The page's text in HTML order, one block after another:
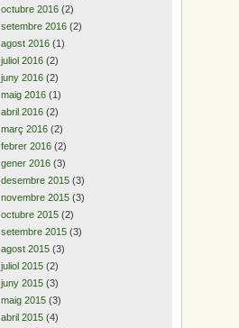
octubre 2016 (2)
setembre 2016 (2)
agost 2016 (1)
juliol 2016 (2)
juny 2016 (2)
maig 2016 (1)
abril 2016 (2)
març 2016 (2)
febrer 2016 (2)
gener 2016 (3)
desembre 2015 (3)
novembre 2015 (3)
octubre 2015 (2)
setembre 2015 (3)
agost 2015 (3)
juliol 2015 (2)
juny 2015 (3)
maig 2015 (3)
abril 2015 (4)